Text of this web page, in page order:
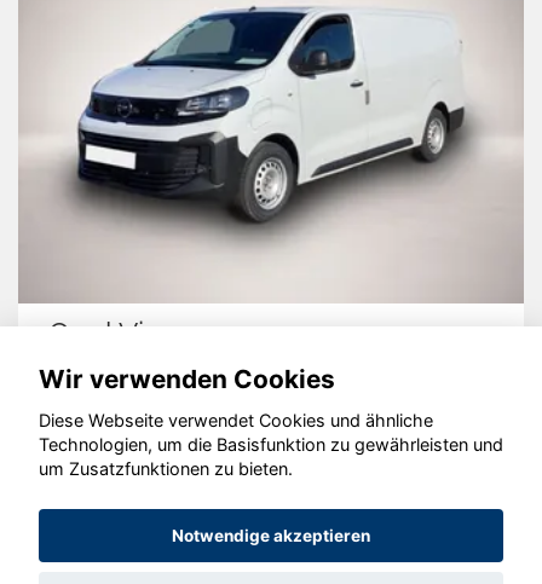
Opel Vivaro
© konjunkturmotor.de GmbH 2020 - 2026
Wir verwenden Cookies
Diese Webseite verwendet Cookies und ähnliche
Technologien, um die Basisfunktion zu gewährleisten und
um Zusatzfunktionen zu bieten.
Notwendige akzeptieren